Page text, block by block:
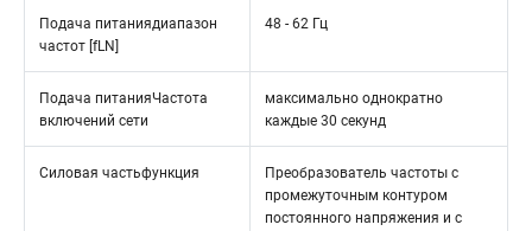
Подача питаниядиапазон
частот [fLN]
48 - 62 Гц
Подача питанияЧастота
включений сети
максимально однократно
каждые 30 секунд
Силовая частьфункция
Преобразователь частоты с
промежуточным контуром
постоянного напряжения и с